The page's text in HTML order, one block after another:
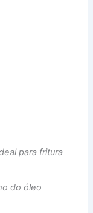
para fritura
do óleo